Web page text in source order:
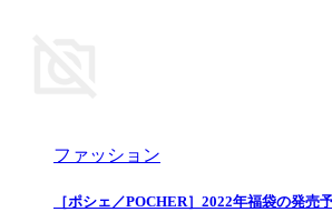
ファッション
［ポシェ／POCHER］2022年福袋の発売